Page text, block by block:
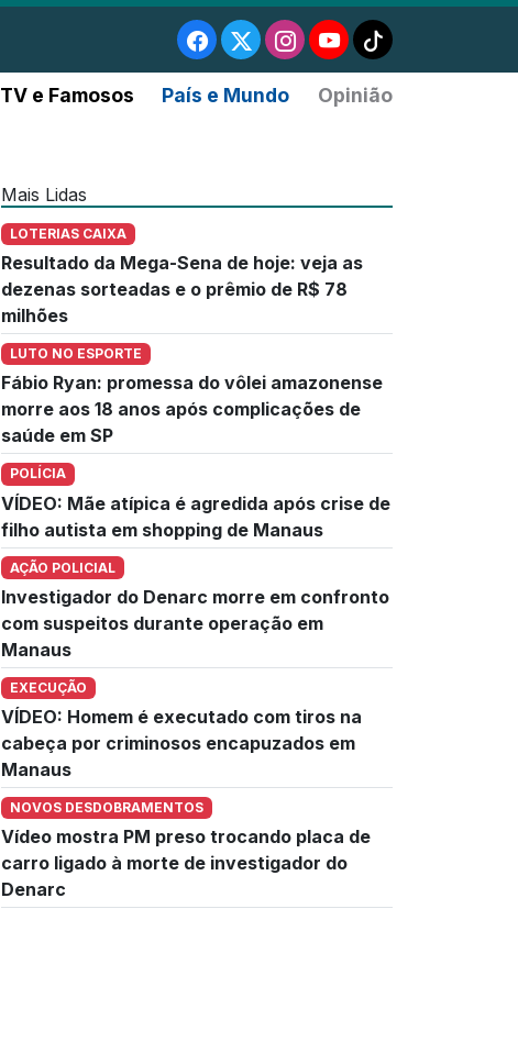
TV e Famosos País e Mundo Opinião
Mais Lidas
LOTERIAS CAIXA
Resultado da Mega-Sena de hoje: veja as
dezenas sorteadas e o prêmio de R$ 78
milhões
LUTO NO ESPORTE
Fábio Ryan: promessa do vôlei amazonense
morre aos 18 anos após complicações de
saúde em SP
POLÍCIA
VÍDEO: Mãe atípica é agredida após crise de
filho autista em shopping de Manaus
AÇÃO POLICIAL
Investigador do Denarc morre em confronto
com suspeitos durante operação em
Manaus
EXECUÇÃO
VÍDEO: Homem é executado com tiros na
cabeça por criminosos encapuzados em
Manaus
NOVOS DESDOBRAMENTOS
Vídeo mostra PM preso trocando placa de
carro ligado à morte de investigador do
Denarc